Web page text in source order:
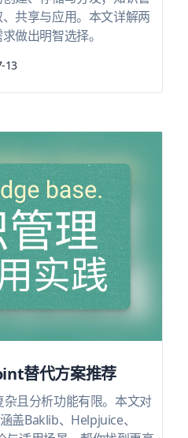
共享与应用。本文详解两
做出明智选择。
13
替代方案推荐
且分析功能有限。本文对
盖Baklib、Helpjuice、